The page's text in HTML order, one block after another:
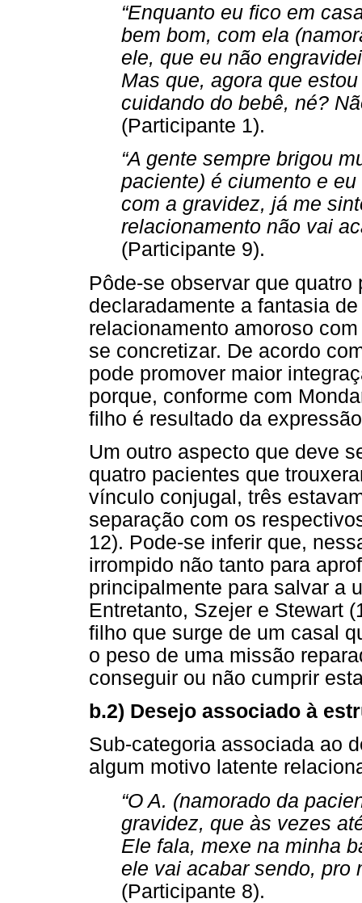
“Enquanto eu fico em
bem bom, com ela
ele, que eu não
Mas que, agora que
cuidando do bebê, né?
(Participante 1).
“A gente sempre brigou
paciente) é ciumento e
com a gravidez, já me
relacionamento não vai
(Participante 9).
Pôde-se observar que
declaradamente a fantasia
relacionamento amoroso
se concretizar. De acordo
pode promover maior
porque, conforme com
filho é resultado da
Um outro aspecto que deve
quatro pacientes que
vínculo conjugal, três
separação com os
12). Pode-se inferir que,
irrompido não tanto para
principalmente para salvar a
Entretanto, Szejer e Stewart
filho que surge de um casal
o peso de uma missão
conseguir ou não cumprir
b.2) Desejo associado à
Sub-categoria associada ao
algum motivo latente
“O A. (namorado da
gravidez, que às vezes
Ele fala, mexe na minha
ele vai acabar sendo, pro
(Participante 8).